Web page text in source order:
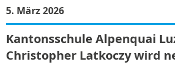
5. März 2026
Kantonsschule Alpenquai
Christopher Latkoczy wird